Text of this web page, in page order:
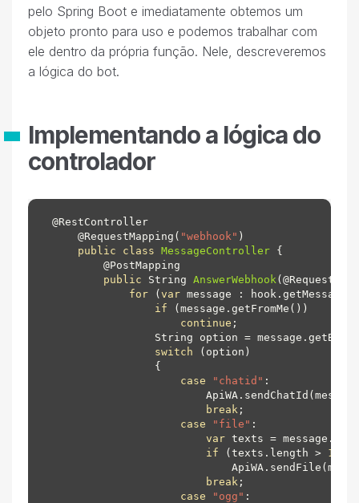
pelo Spring Boot e imediatamente obtemos um
objeto pronto para uso e podemos trabalhar com
ele dentro da própria função. Nele, descreveremos
a lógica do bot.
Implementando a lógica do
controlador
@RestController
    @RequestMapping(
"webhook" )
public
class MessageController {
        @
PostMapping
public String AnswerWebhook (
for ( var message :
if (message.getFromMe())
continue ;
String option =
switch (option)
                {
case
"chatid" :
break ;
case
"file" :
var texts =
if (texts.length > 1
break ;
case
"ogg" :